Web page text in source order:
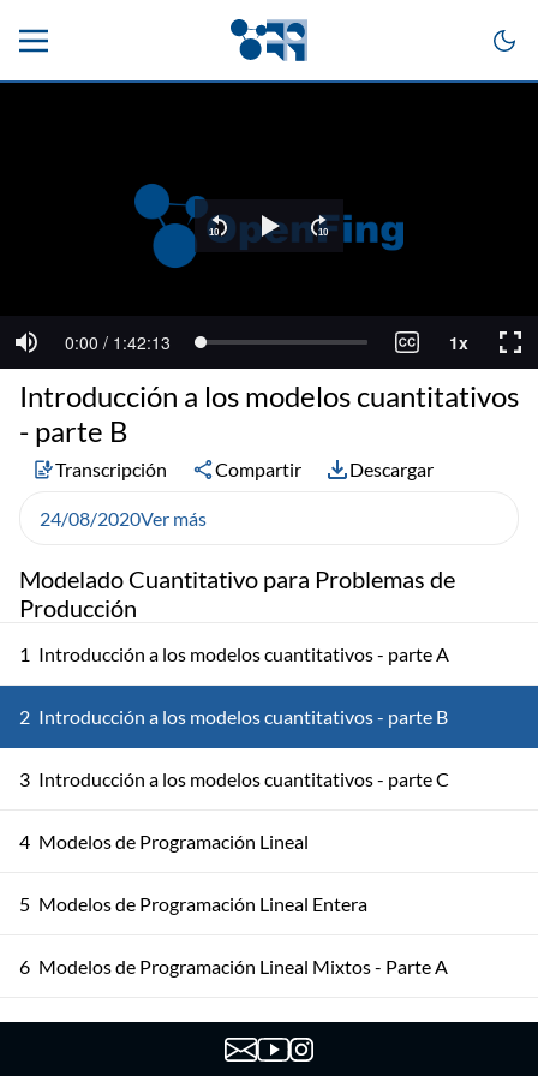
Modelado Cuantitativo para Problemas de
Producción
1 Introducción a los modelos cuantitativos - parte A
2 Introducción a los modelos cuantitativos - parte B
3 Introducción a los modelos cuantitativos - parte C
4 Modelos de Programación Lineal
5 Modelos de Programación Lineal Entera
6 Modelos de Programación Lineal Mixtos - Parte A
7 Modelos de Programación Lineal Mixtos - Parte B
Introducción a los modelos cuantitativos
- parte B
Transcripción Compartir Descargar
24/08/2020Ver más